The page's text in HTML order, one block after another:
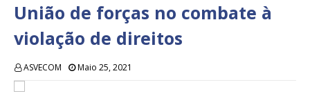
União de forças no combate à
violação de direitos
ASVECOM Maio 25, 2021